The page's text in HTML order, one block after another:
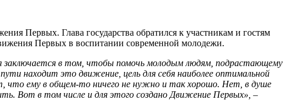
Первых. Глава государства обратился к участникам и гостям
Первых в воспитании современной молодежи.
заключается в том, чтобы помочь молодым людям, подрастающему
находит это движение, цель для себя наиболее оптимальной
что ему в общем-то ничего не нужно и так хорошо. Нет, в душе
Вот в том числе и для этого создано Движение Первых», –